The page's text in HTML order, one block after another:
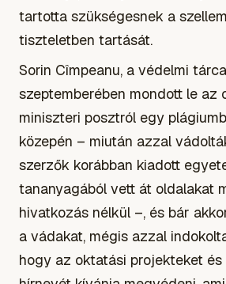
tartotta szükségesnek a
tiszteletben tartását.
Sorin Cîmpeanu, a védelmi
szeptemberében mondott le az
miniszteri posztról egy
közepén – miután azzal
szerzők korábban kiadott
tananyagából vett át oldalakat
hivatkozás nélkül –, és bár
a vádakat, mégis azzal
hogy az oktatási projekteket és